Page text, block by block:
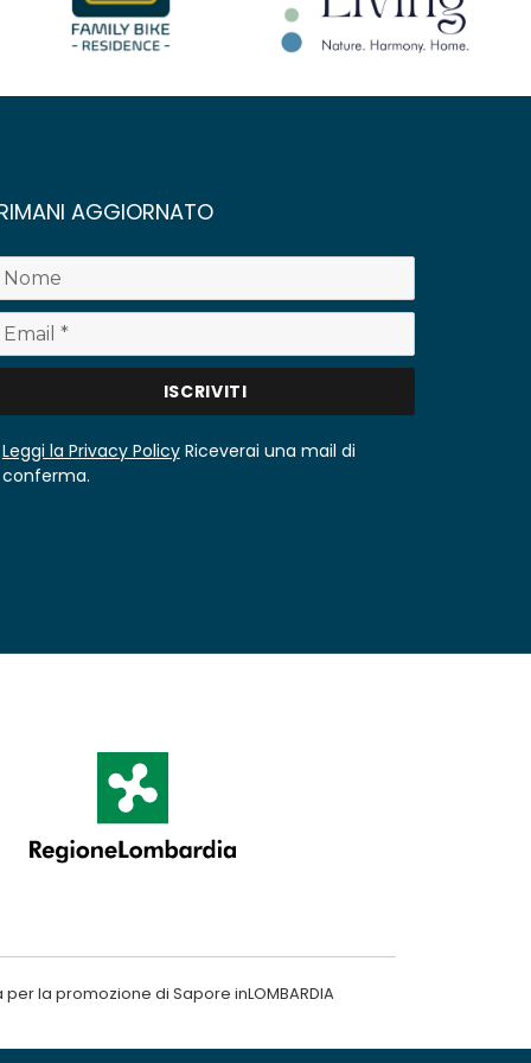
AGGIORNATO
Leggi la Privacy PolicyRiceverai una mail di
conferma.
la promozione di Sapore inLOMBARDIA